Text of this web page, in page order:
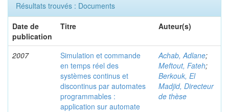
Résultats trouvés : Documents
Date de
publication
Titre Auteur(s)
2007
Simulation et commande
en temps réel des
systèmes continus et
discontinus par automates
programmables :
application sur automate
Achab, Adlane;
Meftout, Fateh;
Berkouk, El
Madjid, Directeur
de thèse